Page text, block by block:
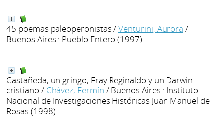
45 poemas paleoperonistas /Venturini, Aurora /
Buenos Aires : Pueblo Entero (1997)
Castañeda, un gringo, Fray Reginaldo y un Darwin
cristiano / Chávez, Fermín / Buenos Aires : Instituto
Nacional de Investigaciones Históricas Juan Manuel de
Rosas (1998)